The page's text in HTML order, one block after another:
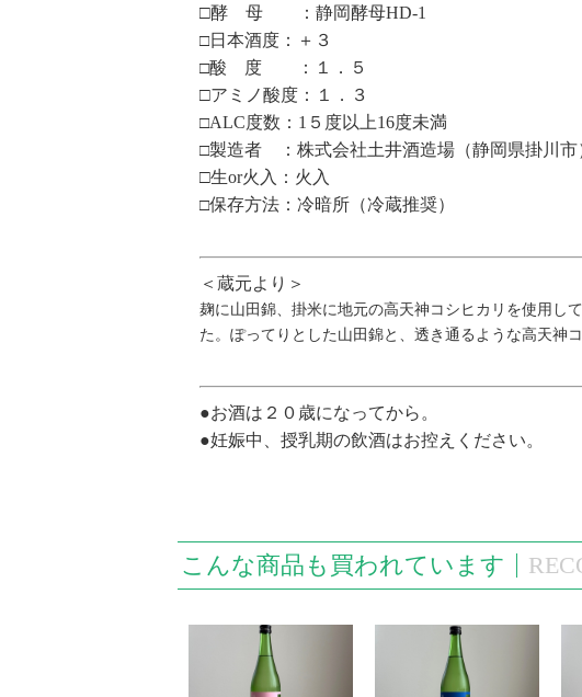
□酵 母 ：静岡酵母HD-1
□日本酒度：＋３
□酸 度 ：１．５
□アミノ酸度：１．３
□ALC度数： 1５ 度以上16度未満
□製造者 ：株式会社土井酒造場（静岡県掛川市
□生or火入：火入
□保存方法：冷暗所（冷蔵推奨）
＜蔵元より＞
麹に山田錦、掛米に地元の高天神コシヒカリを使用し
た。ぽってりとした山田錦と、透き通るような高天神
●お酒は２０歳になってから。
●妊娠中、授乳期の飲酒はお控えください。
こんな商品も買われています